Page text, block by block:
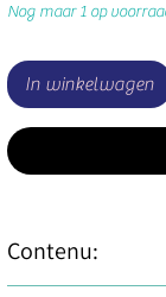
Nog maar 1 op
In winkelwagen
Contenu: